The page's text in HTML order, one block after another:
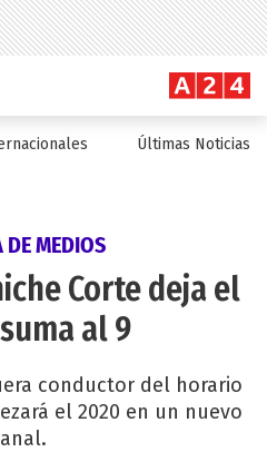
Últimas Noticias
MEDIOS
Corte deja el
al 9
conductor del horario
el 2020 en un nuevo